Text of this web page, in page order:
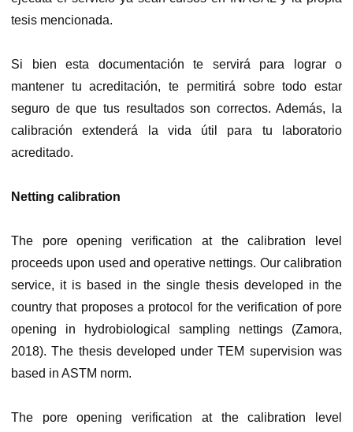
tesis mencionada.
Si bien esta documentación te servirá para lograr o
mantener tu acreditación, te permitirá sobre todo estar
seguro de que tus resultados son correctos. Además, la
calibración extenderá la vida útil para tu laboratorio
acreditado.
Netting calibration
The pore opening verification at the calibration level
proceeds upon used and operative nettings. Our calibration
service, it is based in the single thesis developed in the
country that proposes a protocol for the verification of pore
opening in hydrobiological sampling nettings (Zamora,
2018). The thesis developed under TEM supervision was
based in ASTM norm.
The pore opening verification at the calibration level